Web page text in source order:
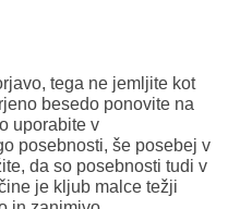
tega ne jemljite kot
besedo ponovite na
uporabite v
posebnosti, še posebej v
da so posebnosti tudi v
je kljub malce težji